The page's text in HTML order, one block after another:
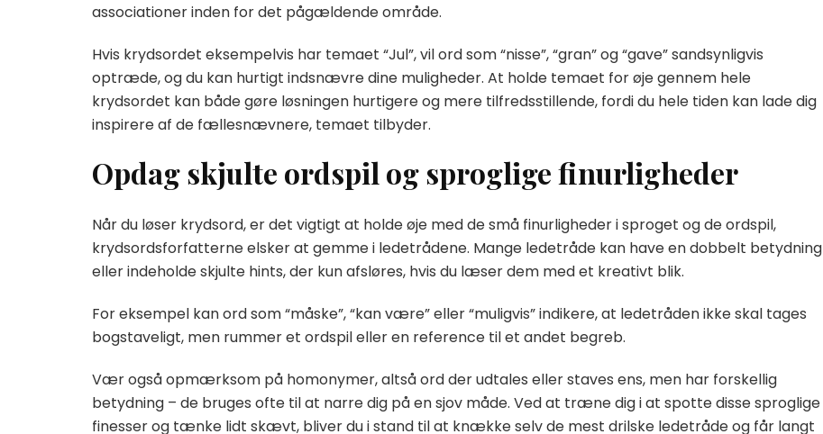
associationer inden for det pågældende område.
Hvis krydsordet eksempelvis har temaet “Jul”, vil ord som “nisse”, “gran” og “gave” sandsynligvis
optræde, og du kan hurtigt indsnævre dine muligheder. At holde temaet for øje gennem hele
krydsordet kan både gøre løsningen hurtigere og mere tilfredsstillende, fordi du hele tiden kan lade dig
inspirere af de fællesnævnere, temaet tilbyder.
Opdag skjulte ordspil og sproglige finurligheder
Når du løser krydsord, er det vigtigt at holde øje med de små finurligheder i sproget og de ordspil,
krydsordsforfatterne elsker at gemme i ledetrådene. Mange ledetråde kan have en dobbelt betydning
eller indeholde skjulte hints, der kun afsløres, hvis du læser dem med et kreativt blik.
For eksempel kan ord som “måske”, “kan være” eller “muligvis” indikere, at ledetråden ikke skal tages
bogstaveligt, men rummer et ordspil eller en reference til et andet begreb.
Vær også opmærksom på homonymer, altså ord der udtales eller staves ens, men har forskellig
betydning – de bruges ofte til at narre dig på en sjov måde. Ved at træne dig i at spotte disse sproglige
finesser og tænke lidt skævt, bliver du i stand til at knække selv de mest drilske ledetråde og får langt